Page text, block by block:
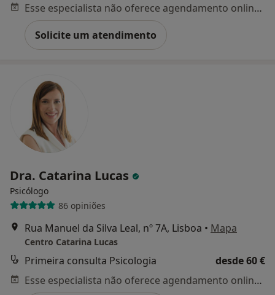
Esse especialista não oferece agendamento online para esse endereço.
Solicite um atendimento
Dra. Catarina Lucas
Psicólogo
86 opiniões
Rua Manuel da Silva Leal, nº 7A, Lisboa • Mapa
Centro Catarina Lucas
Primeira consulta Psicologia
desde 60 €
Esse especialista não oferece agendamento online para esse endereço.